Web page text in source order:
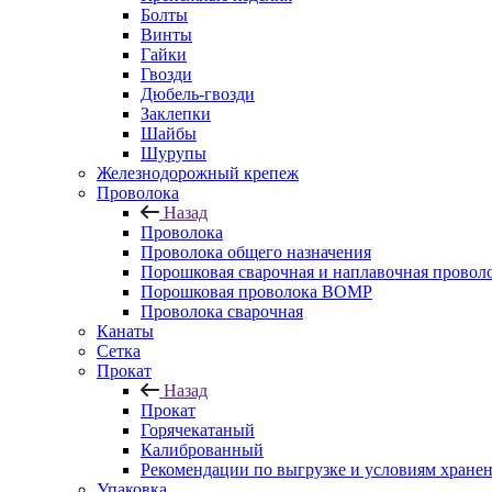
Болты
Винты
Гайки
Гвозди
Дюбель-гвозди
Заклепки
Шайбы
Шурупы
Железнодорожный крепеж
Проволока
Назад
Проволока
Проволока общего назначения
Порошковая сварочная и наплавочная
Порошковая проволока ВОМР
Проволока сварочная
Канаты
Сетка
Прокат
Назад
Прокат
Горячекатаный
Калиброванный
Рекомендации по выгрузке и условиям